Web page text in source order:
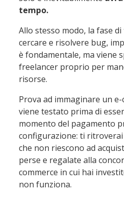
tempo.
Allo stesso modo, la fase
cercare e risolvere bug,
è fondamentale, ma viene
freelancer proprio per
risorse.
Prova ad immaginare un
viene testato prima di
momento del pagamento
configurazione: ti
che non riescono ad
perse e regalate alla
commerce in cui hai
non funziona.